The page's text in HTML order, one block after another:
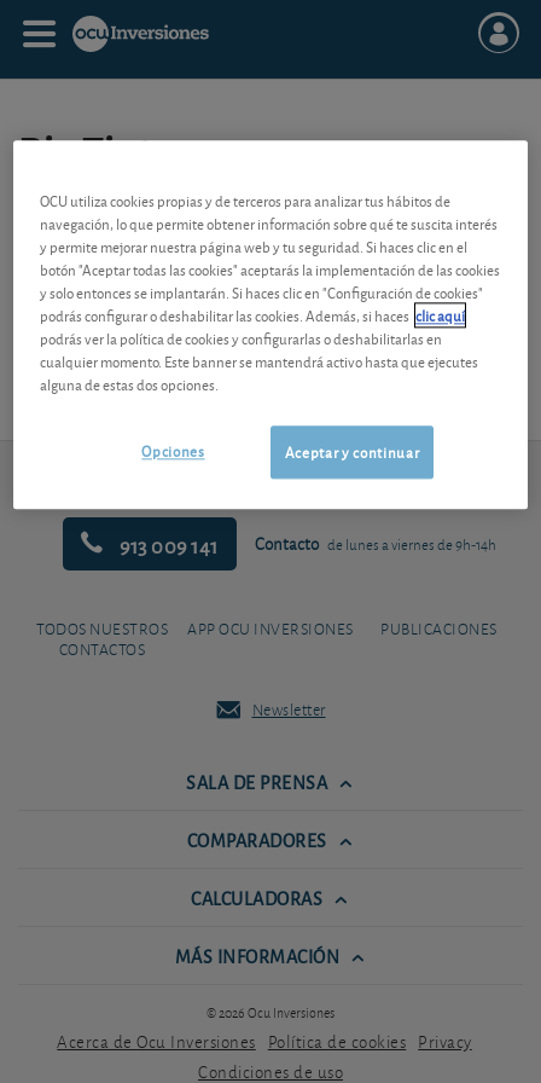
Rio Tinto
(e) : estimado
Rio Tinto
913 009 141 Contacto de lunes a viernes de 9h-14h
TODOS NUESTROS
CONTACTOS
APP OCU INVERSIONES PUBLICACIONES
Newsletter
SALA DE PRENSA
COMPARADORES
CALCULADORAS
MÁS INFORMACIÓN
© 2026 Ocu Inversiones
Acerca de Ocu Inversiones Política de cookies Privacy
Condiciones de uso
OCU utiliza cookies propias y de terceros para analizar tus hábitos de
navegación, lo que permite obtener información sobre qué te suscita interés
y permite mejorar nuestra página web y tu seguridad. Si haces clic en el
botón "Aceptar todas las cookies" aceptarás la implementación de las cookies
y solo entonces se implantarán. Si haces clic en "Configuración de cookies"
podrás configurar o deshabilitar las cookies. Además, si haces clic aquí
podrás ver la política de cookies y configurarlas o deshabilitarlas en
cualquier momento. Este banner se mantendrá activo hasta que ejecutes
alguna de estas dos opciones.
Aceptar y continuar
Opciones